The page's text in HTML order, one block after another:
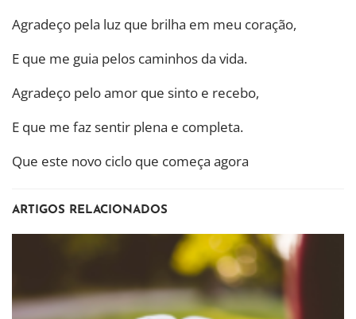
Agradeço pela luz que brilha em meu coração,
E que me guia pelos caminhos da vida.
Agradeço pelo amor que sinto e recebo,
E que me faz sentir plena e completa.
Que este novo ciclo que começa agora
ARTIGOS RELACIONADOS